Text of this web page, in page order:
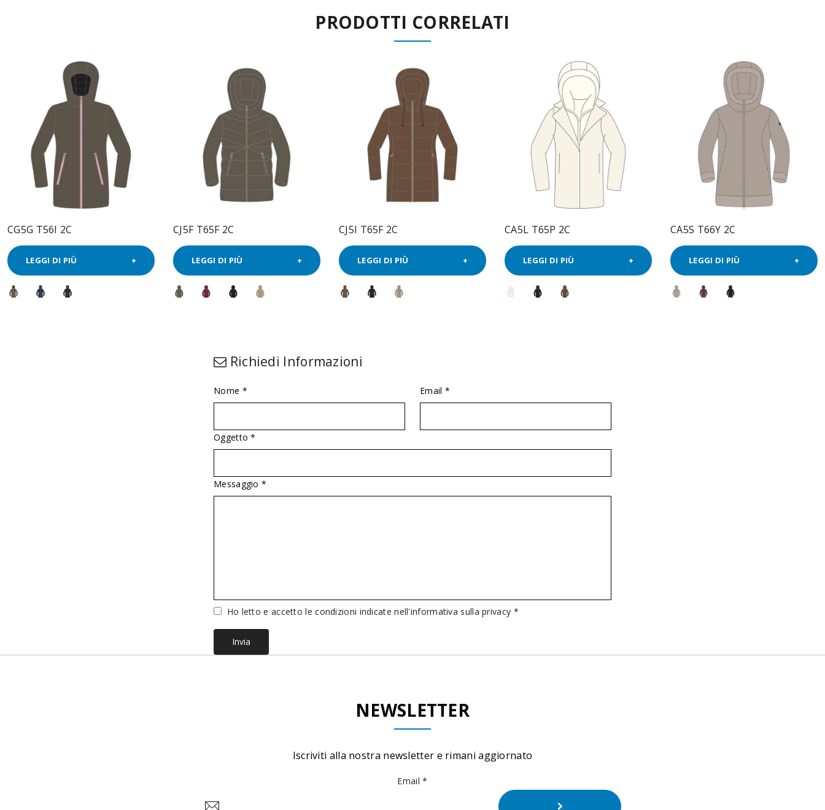
PRODOTTI CORRELATI
CG5G T56I 2C
LEGGI DI PIÙ
CJ5F T65F 2C
LEGGI DI PIÙ
CJ5I T65F 2C
LEGGI DI PIÙ
CA5L T65P 2C
LEGGI DI PIÙ
CA5S T66Y 2C
LEGGI DI PIÙ
Richiedi Informazioni
Nome * Email *
Oggetto *
Messaggio *
VuotoHo letto e accetto le condizioni indicate nell'informativa sulla privacy *
Invia
NEWSLETTER
Iscriviti alla nostra newsletter e rimani aggiornato
Email *